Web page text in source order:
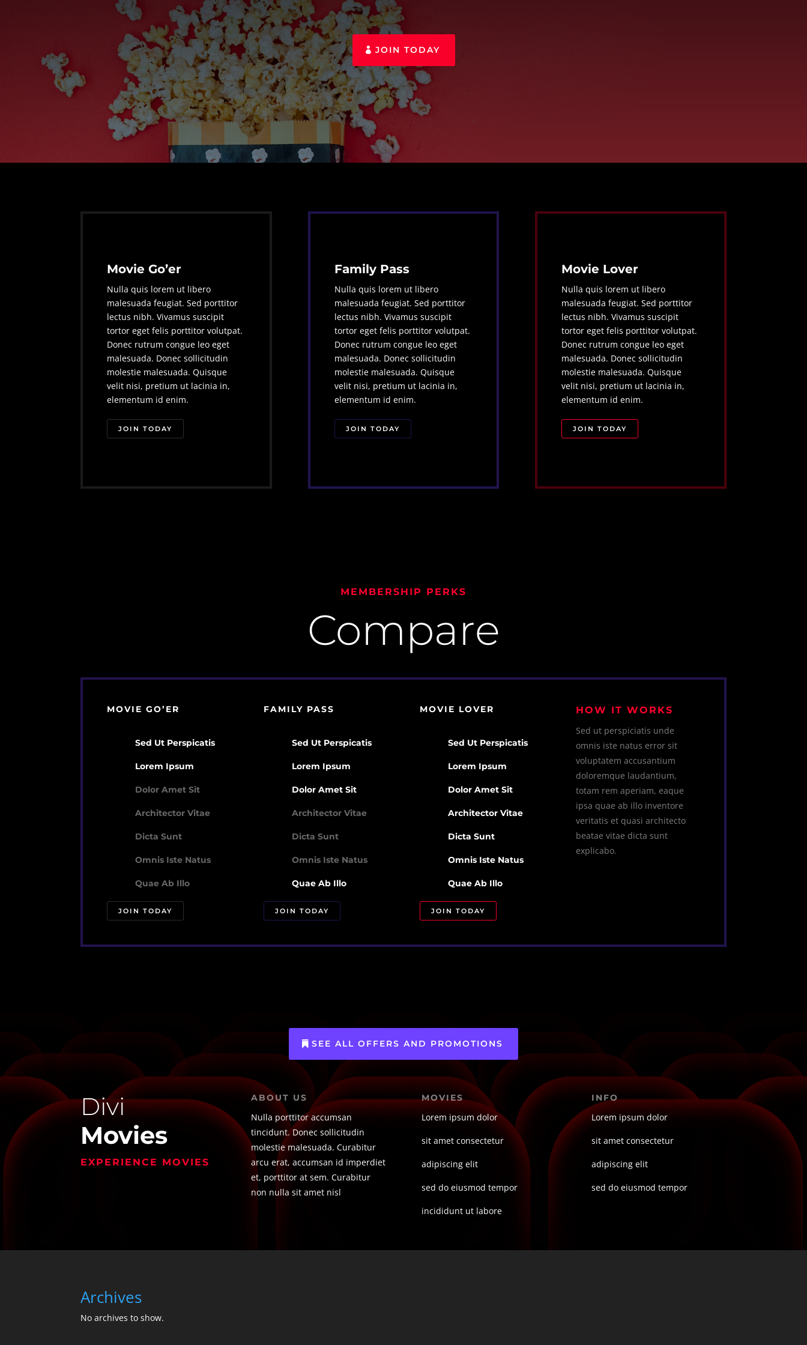
JOIN TODAY
Movie Go’er
Nulla quis lorem ut libero
malesuada feugiat. Sed porttitor
lectus nibh. Vivamus suscipit
tortor eget felis porttitor volutpat.
Donec rutrum congue leo eget
malesuada. Donec sollicitudin
molestie malesuada. Quisque
velit nisi, pretium ut lacinia in,
elementum id enim.
JOIN TODAY
Family Pass
Nulla quis lorem ut libero
malesuada feugiat. Sed porttitor
lectus nibh. Vivamus suscipit
tortor eget felis porttitor volutpat.
Donec rutrum congue leo eget
malesuada. Donec sollicitudin
molestie malesuada. Quisque
velit nisi, pretium ut lacinia in,
elementum id enim.
JOIN TODAY
Movie Lover
Nulla quis lorem ut libero
malesuada feugiat. Sed porttitor
lectus nibh. Vivamus suscipit
tortor eget felis porttitor volutpat.
Donec rutrum congue leo eget
malesuada. Donec sollicitudin
molestie malesuada. Quisque
velit nisi, pretium ut lacinia in,
elementum id enim.
JOIN TODAY
MEMBERSHIP PERKS
Compare
MOVIE GO’ER
Sed Ut Perspicatis
Lorem Ipsum
Dolor Amet Sit
Architector Vitae
Dicta Sunt
Omnis Iste Natus
Quae Ab Illo
JOIN TODAY
FAMILY PASS
Sed Ut Perspicatis
Lorem Ipsum
Dolor Amet Sit
Architector Vitae
Dicta Sunt
Omnis Iste Natus
Quae Ab Illo
JOIN TODAY
MOVIE LOVER
Sed Ut Perspicatis
Lorem Ipsum
Dolor Amet Sit
Architector Vitae
Dicta Sunt
Omnis Iste Natus
Quae Ab Illo
JOIN TODAY
HOW IT WORKS
Sed ut perspiciatis unde
omnis iste natus error sit
voluptatem accusantium
doloremque laudantium,
totam rem aperiam, eaque
ipsa quae ab illo inventore
veritatis et quasi architecto
beatae vitae dicta sunt
explicabo.
SEE ALL OFFERS AND PROMOTIONS
Divi
Movies
EXPERIENCE MOVIES
ABOUT US
Nulla porttitor accumsan
tincidunt. Donec sollicitudin
molestie malesuada. Curabitur
arcu erat, accumsan id imperdiet
et, porttitor at sem. Curabitur
non nulla sit amet nisl
MOVIES
Lorem ipsum dolor
sit amet consectetur
adipiscing elit
sed do eiusmod tempor
incididunt ut labore
INFO
Lorem ipsum dolor
sit amet consectetur
adipiscing elit
sed do eiusmod tempor
Archives
No archives to show.